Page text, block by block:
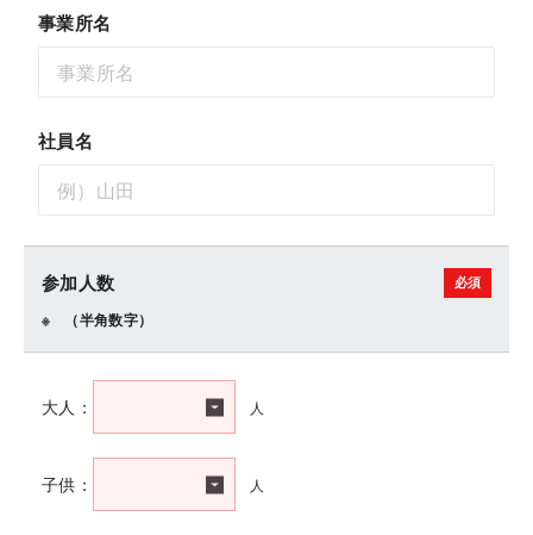
事業所名
社員名
参加人数
（半角数字）
大人： 人
子供： 人